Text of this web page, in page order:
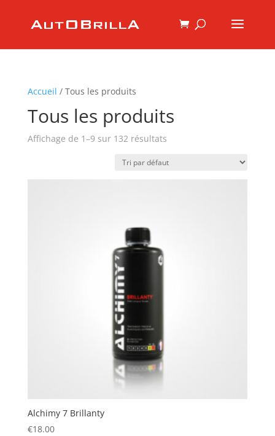
Accueil / Tous les produits
Tous les produits
Affichage de 1–9 sur 132 résultats
Alchimy 7 Brillanty
€18.00